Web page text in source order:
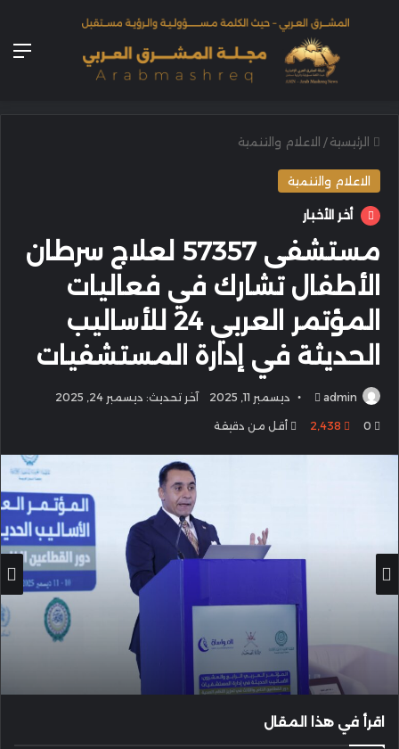
الرئيسية / الاعلام والتنمية
الاعلام والتنمية
أخر الأخبار
مستشفى 57357 لعلاج سرطان
الأطفال تشارك في فعاليات
المؤتمر العربي 24 للأساليب
الحديثة في إدارة المستشفيات
admin
أرسل ديسمبر 11, 2025 آخر تحديث: ديسمبر 24, 2025
0 2٬438 أقل من دقيقة
اقرأ في هذا المقال